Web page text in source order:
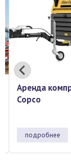
Аренда
подробнее